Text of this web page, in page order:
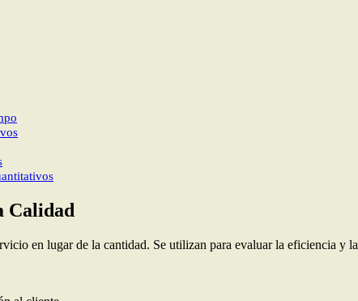
Calidad
en lugar de la cantidad. Se utilizan para evaluar la eficiencia y